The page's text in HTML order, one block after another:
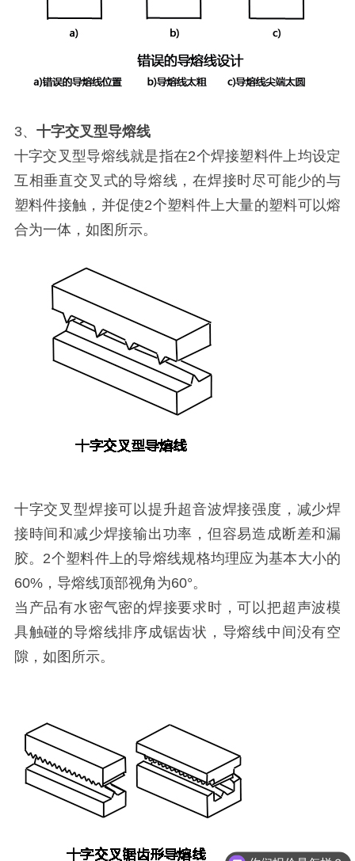
3、 十字交叉型导熔线
十字交叉型导熔线就是指在2个焊接塑料件上均设定
互相垂直交叉式的导熔线，在焊接时尽可能少的与
塑料件接触，并促使2个塑料件上大量的塑料可以熔
合为一体，如图所示。
十字交叉型焊接可以提升超音波焊接强度，减少焊
接時间和减少焊接输出功率，但容易造成断差和漏
胶。2个塑料件上的导熔线规格均理应为基本大小的
60%，导熔线顶部视角为60°。
当产品有水密气密的焊接要求时，可以把超声波模
具触碰的导熔线排序成锯齿状，导熔线中间没有空
隙，如图所示。